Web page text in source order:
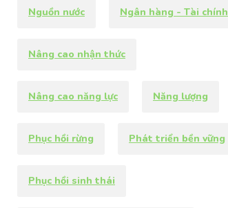
Nguồn nước Ngân hàng - Tài chính
Nâng cao nhận thức
Nâng cao năng lực Năng lượng
Phục hồi rừng Phát triển bền vững
Phục hồi sinh thái